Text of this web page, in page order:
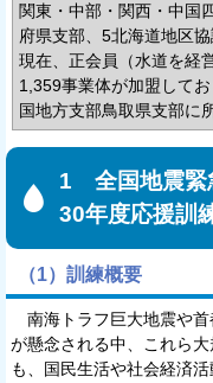
関東・中部・関西・中国
府県支部、5北海道地区協
現在、正会員（水道を経
1,359事業体が加盟して
国地方支部鳥取県支部に
1 全国地震緊
30年度応援訓
（1）訓練概要
南海トラフ巨大地震や首
が懸念される中、これら
も、国民生活や社会経済